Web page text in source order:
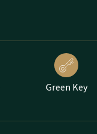
Green Key